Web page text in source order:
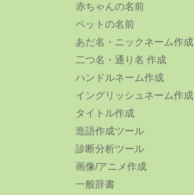
赤ちゃんの名前
ペットの名前
あだ名・ニックネーム作成
二つ名・通り名 作成
ハンドルネーム作成
イングリッシュネーム作成
タイトル作成
造語作成ツール
診断分析ツール
画像/アニメ作成
一般辞書